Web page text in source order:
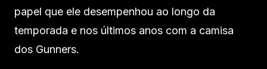
papel que ele desempenhou ao longo da
temporada e nos últimos anos com a camisa
dos Gunners.